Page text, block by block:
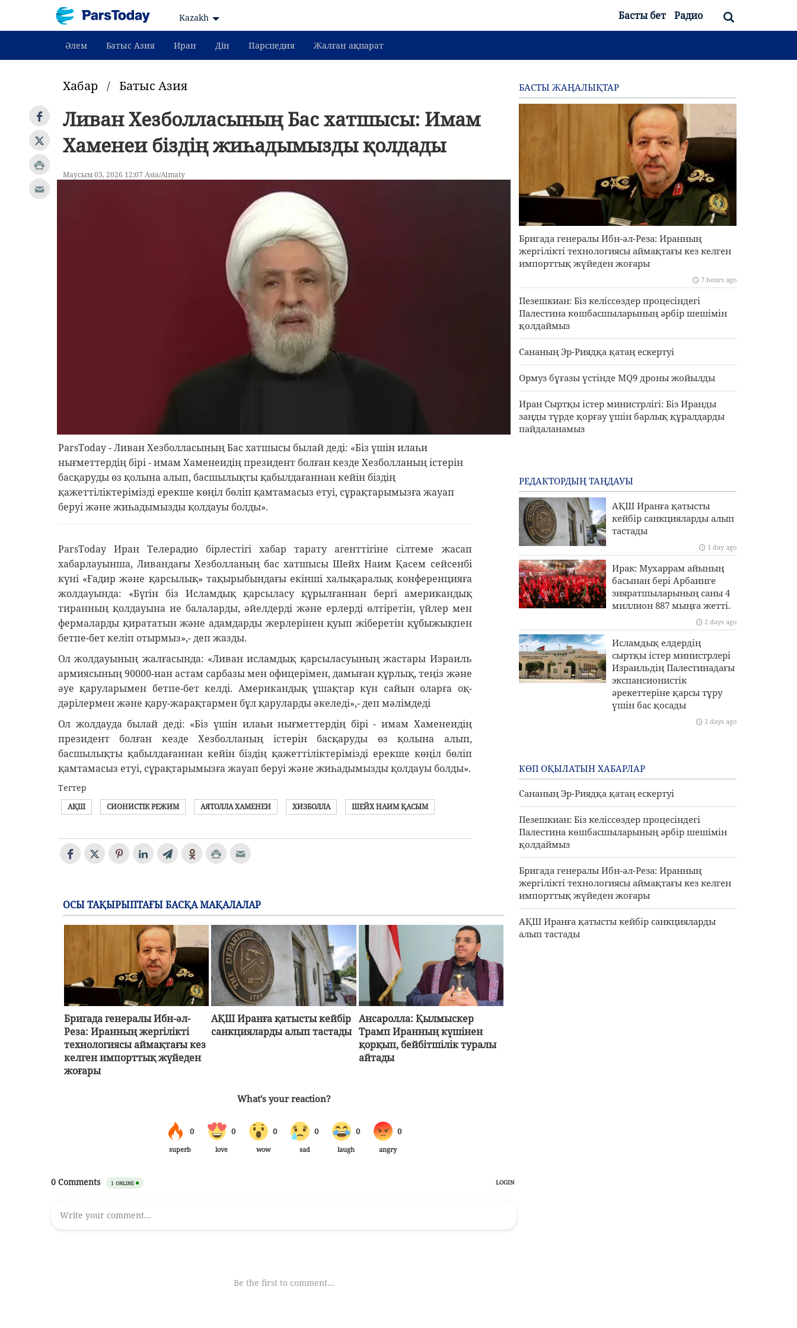
Kazakh Басты бет Радио
Әлем Батыс Азия Иран Дін Парспедия Жалған ақпарат
Хабар / Батыс Азия
Ливан Хезболласының Бас хатшысы: Имам
Хаменеи біздің жиһадымызды қолдады
Маусым 03, 2026 12:07 Asia/Almaty
ParsToday - Ливан Хезболласының Бас хатшысы былай деді: «Біз үшін илаһи
нығметтердің бірі - имам Хаменеидің президент болған кезде Хезболланың істерін
басқаруды өз қолына алып, басшылықты қабылдағаннан кейін біздің
қажеттіліктерімізді ерекше көңіл бөліп қамтамасыз етуі, сұрақтарымызға жауап
беруі және жиһадымызды қолдауы болды».
ParsToday Иран Телерадио бірлестігі хабар тарату агенттігіне сілтеме жасап
хабарлауынша, Ливандағы Хезболланың бас хатшысы Шейх Наим Қасем сейсенбі
күні «Ғадир және қарсылық» тақырыбындағы екінші халықаралық конференцияға
жолдауында: «Бүгін біз Исламдық қарсыласу құрылғаннан бергі американдық
тиранның қолдауына ие балаларды, әйелдерді және ерлерді өлтіретін, үйлер мен
фермаларды қирататын және адамдарды жерлерінен қуып жіберетін құбыжықпен
бетпе-бет келіп отырмыз»,- деп жазды.
Ол жолдауының жалғасында: «Ливан исламдық қарсыласуының жастары Израиль
армиясының 90000-нан астам сарбазы мен офицерімен, дамыған құрлық, теңіз және
әуе қаруларымен бетпе-бет келді. Американдық ұшақтар күн сайын оларға оқ-
дәрілермен және қару-жарақтармен бұл қаруларды әкеледі»,- деп мәлімдеді
Ол жолдауда былай деді: «Біз үшін илаһи нығметтердің бірі - имам Хаменеидің
президент болған кезде Хезболланың істерін басқаруды өз қолына алып,
басшылықты қабылдағаннан кейін біздің қажеттіліктерімізді ерекше көңіл бөліп
қамтамасыз етуі, сұрақтарымызға жауап беруі және жиһадымызды қолдауы болды».
Тегтер
АҚШ СИОНИСТІК РЕЖИМ АЯТОЛЛА ХАМЕНЕИ ХИЗБОЛЛА ШЕЙХ НАИМ ҚАСЫМ
ОСЫ ТАҚЫРЫПТАҒЫ БАСҚА МАҚАЛАЛАР
Бригада генералы Ибн-әл-
Реза: Иранның жергілікті
технологиясы аймақтағы кез
келген импорттық жүйеден
жоғары
АҚШ Иранға қатысты кейбір
санкцияларды алып тастады
Ансаролла: Қылмыскер
Трамп Иранның күшінен
қорқып, бейбітшілік туралы
айтады
БАСТЫ ЖАҢАЛЫҚТАР
Бригада генералы Ибн-әл-Реза: Иранның
жергілікті технологиясы аймақтағы кез келген
импорттық жүйеден жоғары
7 hours ago
Пезешкиан: Біз келіссөздер процесіндегі
Палестина көшбасшыларының әрбір шешімін
қолдаймыз
Сананың Эр-Риядқа қатаң ескертуі
Ормуз бұғазы үстінде MQ9 дроны жойылды
Иран Сыртқы істер министрлігі: Біз Иранды
заңды түрде қорғау үшін барлық құралдарды
пайдаланамыз
РЕДАКТОРДЫҢ ТАҢДАУЫ
АҚШ Иранға қатысты
кейбір санкцияларды алып
тастады
1 day ago
Ирак: Мухаррам айының
басынан бері Арбаинге
зияратшыларының саны 4
миллион 887 мыңға жетті.
2 days ago
Исламдық елдердің
сыртқы істер министрлері
Израильдің Палестинадағы
экспансионистік
әрекеттеріне қарсы тұру
үшін бас қосады
2 days ago
КӨП ОҚЫЛАТЫН ХАБАРЛАР
Сананың Эр-Риядқа қатаң ескертуі
Пезешкиан: Біз келіссөздер процесіндегі
Палестина көшбасшыларының әрбір шешімін
қолдаймыз
Бригада генералы Ибн-әл-Реза: Иранның
жергілікті технологиясы аймақтағы кез келген
импорттық жүйеден жоғары
АҚШ Иранға қатысты кейбір санкцияларды
алып тастады